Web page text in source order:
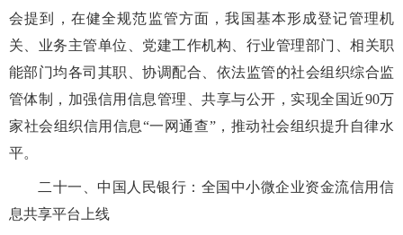
会提到，在健全规范监管方面，我国基本形成登记管理机
关、业务主管单位、党建工作机构、行业管理部门、相关职
能部门均各司其职、协调配合、依法监管的社会组织综合监
管体制，加强信用信息管理、共享与公开，实现全国近90万
家社会组织信用信息“一网通查”，推动社会组织提升自律水
平。
二十一、中国人民银行：全国中小微企业资金流信用信
息共享平台上线